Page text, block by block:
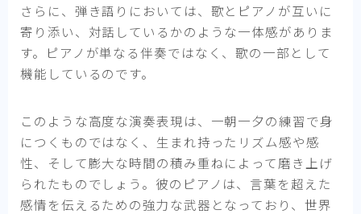
さらに、弾き語りにおいては、歌とピアノが互いに
寄り添い、対話しているかのような一体感がありま
す。ピアノが単なる伴奏ではなく、歌の一部として
機能しているのです。
このような高度な演奏表現は、一朝一夕の練習で身
につくものではなく、生まれ持ったリズム感や感
性、そして膨大な時間の積み重ねによって磨き上げ
られたものでしょう。彼のピアノは、言葉を超えた
感情を伝えるための強力な武器となっており、世界